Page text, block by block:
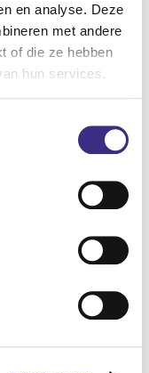
en analyse. Deze
met andere
of die ze hebben
hun services.
blijven hun
waarop ze dat